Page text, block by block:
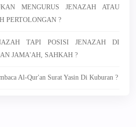
MENGURUS JENAZAH ATAU
PERTOLONGAN ?
TAPI POSISI JENAZAH DI
JAMA'AH, SAHKAH ?
Al-Qur'an Surat Yasin Di Kuburan ?